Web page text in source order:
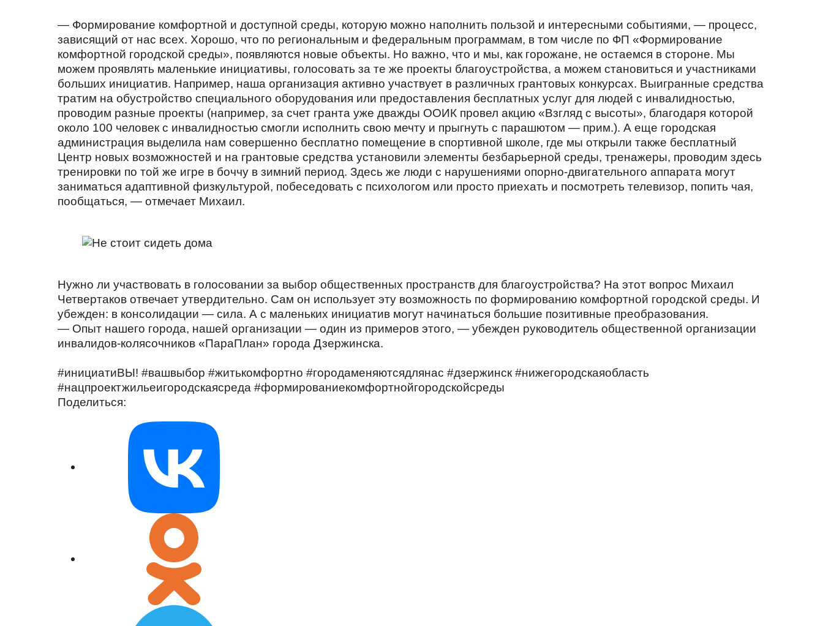
— Формирование комфортной и доступной среды, которую можно наполнить пользой и интересными событиями, — процесс,
зависящий от нас всех. Хорошо, что по региональным и федеральным программам, в том числе по ФП «Формирование
комфортной городской среды», появляются новые объекты. Но важно, что и мы, как горожане, не остаемся в стороне. Мы
можем проявлять маленькие инициативы, голосовать за те же проекты благоустройства, а можем становиться и участниками
больших инициатив. Например, наша организация активно участвует в различных грантовых конкурсах. Выигранные средства
тратим на обустройство специального оборудования или предоставления бесплатных услуг для людей с инвалидностью,
проводим разные проекты (например, за счет гранта уже дважды ООИК провел акцию «Взгляд с высоты», благодаря которой
около 100 человек с инвалидностью смогли исполнить свою мечту и прыгнуть с парашютом — прим.). А еще городская
администрация выделила нам совершенно бесплатно помещение в спортивной школе, где мы открыли также бесплатный
Центр новых возможностей и на грантовые средства установили элементы безбарьерной среды, тренажеры, проводим здесь
тренировки по той же игре в боччу в зимний период. Здесь же люди с нарушениями опорно-двигательного аппарата могут
заниматься адаптивной физкультурой, побеседовать с психологом или просто приехать и посмотреть телевизор, попить чая,
пообщаться, — отмечает Михаил.
Нужно ли участвовать в голосовании за выбор общественных пространств для благоустройства? На этот вопрос Михаил
Четвертаков отвечает утвердительно. Сам он использует эту возможность по формированию комфортной городской среды. И
убежден: в консолидации — сила. А с маленьких инициатив могут начинаться большие позитивные преобразования.
— Опыт нашего города, нашей организации — один из примеров этого, — убежден руководитель общественной организации
инвалидов-колясочников «ПараПлан» города Дзержинска.
#инициатиВЫ! #вашвыбор #житькомфортно #городаменяютсядлянас #дзержинск #нижегородскаяобласть
#нацпроектжильеигородскаясреда #формированиекомфортнойгородскойсреды
Поделиться: